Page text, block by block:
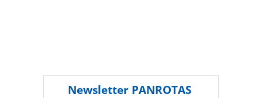
Newsletter PANROTAS